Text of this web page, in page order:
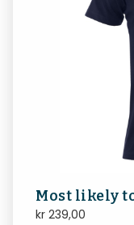
Most likely
kr 239,00